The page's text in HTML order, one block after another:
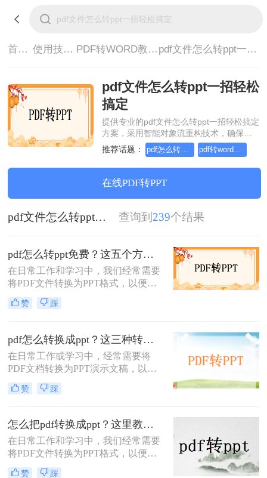
首页> 使用技巧> PDF转WORD教程> pdf文件怎么转ppt一招轻松搞定
pdf文件怎么转ppt一招轻松
搞定
提供专业的pdf文件怎么转ppt一招轻松搞定
方案，采用智能对象流重构技术，确保文
档1:1高保真还原且排版不乱码。支持一键
批量处理，全链路 SSL 加密保障隐私安
全。助您快速实现pdf文件怎么转ppt一招轻
松搞定，无需安装，高效办公。
推荐话题： pdf怎么转word，这个方法简单又方便
在线PDF转PPT
pdf文件怎么转ppt一招轻松搞定 查询到 239个结果
pdf怎么转ppt免费？这五个方法请收好！方便又好用！
在日常工作和学习中，我们经常需要
将PDF文件转换为PPT格式，以便进
行演示或编辑。那么pdf怎么转ppt免
费呢？虽然市面上有许多付费的转换
转PPT方法，帮助你轻松实现文件格
式的转换。
赞 踩
pdf怎么转换成ppt？这三种转换方法分享给你!！
在日常工作或学习中，经常需要将
PDF文档转换为PPT演示文稿，以便
于更好地展示和编辑内容。
PDF（Portable Document Format）因
用，但PPT（PowerPoint）则因其动态
演示功能而备受青睐。那么pdf怎么转
换成ppt呢？本文将介绍三种将PDF转
换为PPT的高效方法，帮助您轻松完
成格式转换。
赞 踩
怎么把pdf转换成ppt？这里教你这四种方法！
在日常工作和学习中，我们经常需要
将PDF文件转换为PPT格式，以便更
好地进行演示和编辑。那么怎么把
赞 踩